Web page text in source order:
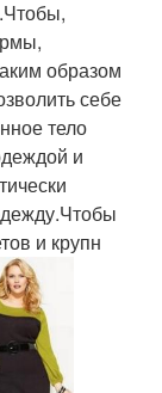
образом
себе
тело
и
и крупн